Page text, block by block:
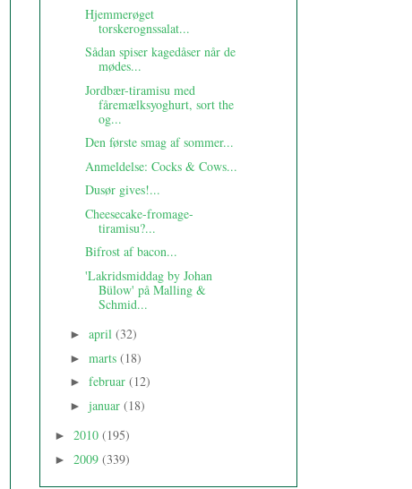
Hjemmerøget
torskerognssalat...
Sådan spiser kagedåser når de
mødes...
Jordbær-tiramisu med
fåremælksyoghurt, sort the
og...
Den første smag af sommer...
Anmeldelse: Cocks & Cows...
Dusør gives!...
Cheesecake-fromage-
tiramisu?...
Bifrost af bacon...
'Lakridsmiddag by Johan
Bülow' på Malling &
Schmid...
► april (32)
► marts (18)
► februar (12)
► januar (18)
► 2010 (195)
► 2009 (339)